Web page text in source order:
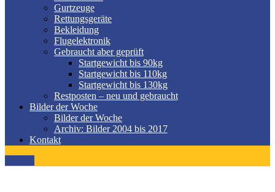
Gurtzeuge
Rettungsgeräte
Bekleidung
Flugelektronik
Gebraucht aber geprüft
Startgewicht bis 90kg
Startgewicht bis 110kg
Startgewicht bis 130kg
Restposten – neu und gebraucht
Bilder der Woche
Bilder der Woche
Archiv: Bilder 2004 bis 2017
Kontakt